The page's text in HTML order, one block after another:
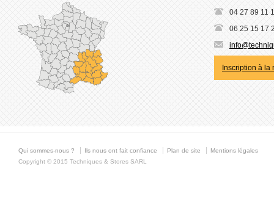
04 27 89 11
06 25 15 17
Inscription à la
Qui sommes-nous ? Ils nous ont fait confiance Plan de site
Mentions légales
Copyright © 2015 Techniques & Stores SARL